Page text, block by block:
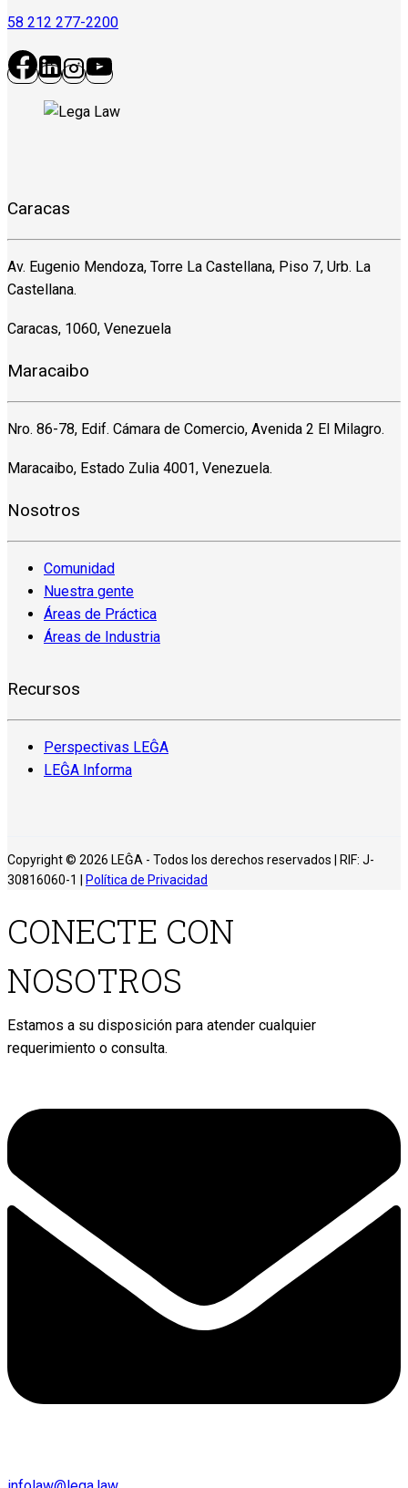
58 212 277-2200
Caracas
Av. Eugenio Mendoza, Torre La Castellana, Piso 7, Urb. La
Castellana.
Caracas, 1060, Venezuela
Maracaibo
Nro. 86-78, Edif. Cámara de Comercio, Avenida 2 El Milagro.
Maracaibo, Estado Zulia 4001, Venezuela.
Nosotros
Comunidad
Nuestra gente
Áreas de Práctica
Áreas de Industria
Recursos
Perspectivas LEĜA
LEĜA Informa
Copyright © 2026 LEĜA - Todos los derechos reservados | RIF: J-
30816060-1 |
Política de Privacidad
CONECTE CON
NOSOTROS
Estamos a su disposición para atender cualquier
requerimiento o consulta.